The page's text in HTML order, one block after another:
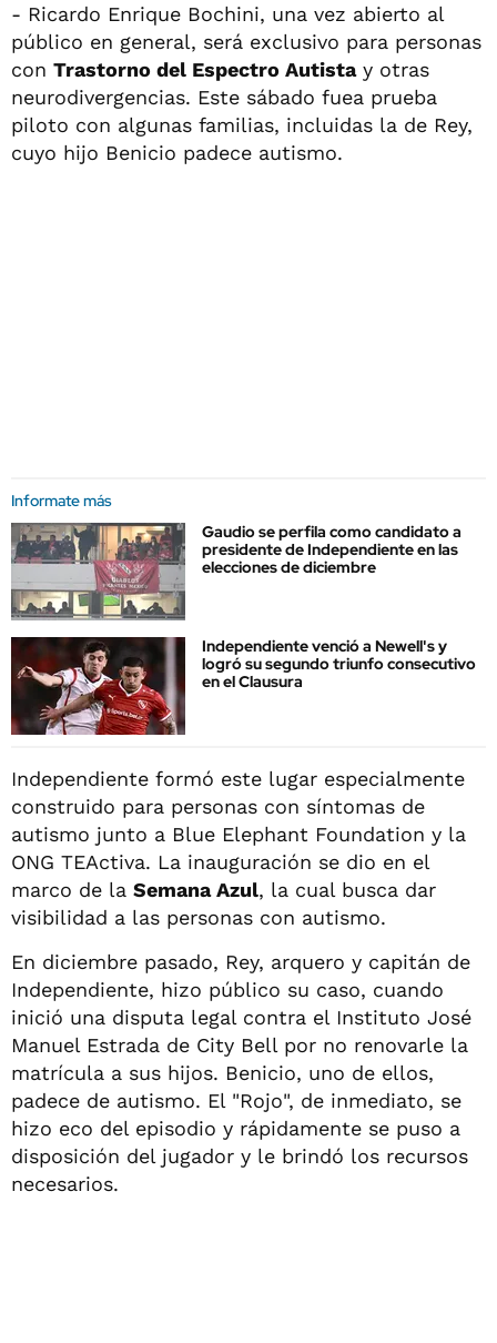
- Ricardo Enrique Bochini, una vez abierto al
público en general, será exclusivo para personas
con Trastorno del Espectro Autistay otras
neurodivergencias. Este sábado fuea prueba
piloto con algunas familias, incluidas la de Rey,
cuyo hijo Benicio padece autismo.
Informate más
Gaudio se perfila como candidato a
presidente de Independiente en las
elecciones de diciembre
Independiente venció a Newell's y
logró su segundo triunfo consecutivo
en el Clausura
Independiente formó este lugar especialmente
construido para personas con síntomas de
autismo junto a Blue Elephant Foundation y la
ONG TEActiva. La inauguración se dio en el
marco de la Semana Azul, la cual busca dar
visibilidad a las personas con autismo.
En diciembre pasado, Rey, arquero y capitán de
Independiente, hizo público su caso, cuando
inició una disputa legal contra el Instituto José
Manuel Estrada de City Bell por no renovarle la
matrícula a sus hijos. Benicio, uno de ellos,
padece de autismo. El "Rojo", de inmediato, se
hizo eco del episodio y rápidamente se puso a
disposición del jugador y le brindó los recursos
necesarios.